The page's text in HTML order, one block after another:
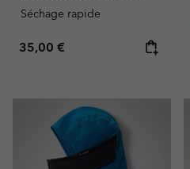
Séchage rapide
Regular price:
35,00 €